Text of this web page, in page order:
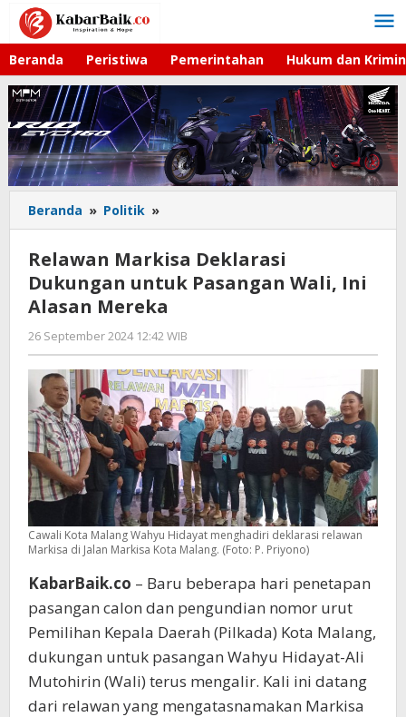
Lewati
konten
Beranda Peristiwa Pemerintahan Hukum dan
Beranda » Politik »
Markisa
Deklarasi
Dukungan
untuk
Pasangan
Ini
Mereka
Relawan Markisa Deklarasi
Dukungan untuk Pasangan Wali, Ini
Alasan Mereka
26 September 2024 12:42 WIB
Faisal
Cawali Kota Malang Wahyu Hidayat menghadiri deklarasi relawan
Markisa di Jalan Markisa Kota Malang. (Foto: P. Priyono)
KabarBaik.co – Baru beberapa hari penetapan
pasangan calon dan pengundian nomor urut
Pemilihan Kepala Daerah (Pilkada) Kota Malang,
dukungan untuk pasangan Wahyu Hidayat-Ali
Mutohirin (Wali) terus mengalir. Kali ini datang
dari relawan yang mengatasnamakan Markisa